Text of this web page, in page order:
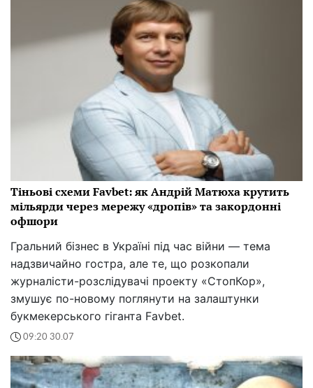
Тіньові схеми Favbet: як Андрій Матюха крутить
мільярди через мережу «дропів» та закордонні
офшори
Гральний бізнес в Україні під час війни — тема
надзвичайно гостра, але те, що розкопали
журналісти-розслідувачі проекту «СтопКор»,
змушує по-новому поглянути на залаштунки
букмекерського гіганта Favbet.
09:20 30.07